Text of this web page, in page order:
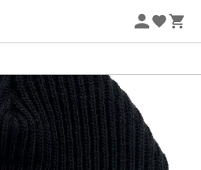
dès 2 produits* code Summer5
-5% Extra - Code Summer5